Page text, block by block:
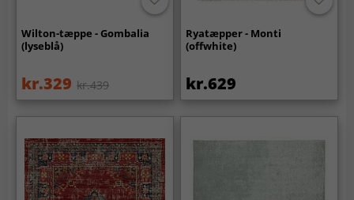
Wilton-tæppe - Gombalia
(lyseblå)
kr.329 kr.439
Ryatæpper - Monti
(offwhite)
kr.629